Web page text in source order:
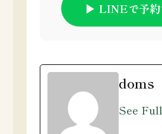
▶ LINEで予約
doms
See